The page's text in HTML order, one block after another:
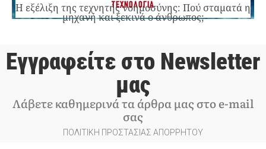
ΤΕΧΝΟΛΟΓΙΑ
Η εξέλιξη της τεχνητής νοημοσύνης: Πού σταματά η
μηχανή και ξεκινά ο άνθρωπος;
Εγγραφείτε στο Newsletter
μας
Λάβετε καθημερινά τα άρθρα μας στο e-mail
σας
ΠΟΛΙΤΙΚΗ ΠΡΟΣΤΑΣΙΑΣ ΑΠΟΡΡΗΤΟΥ